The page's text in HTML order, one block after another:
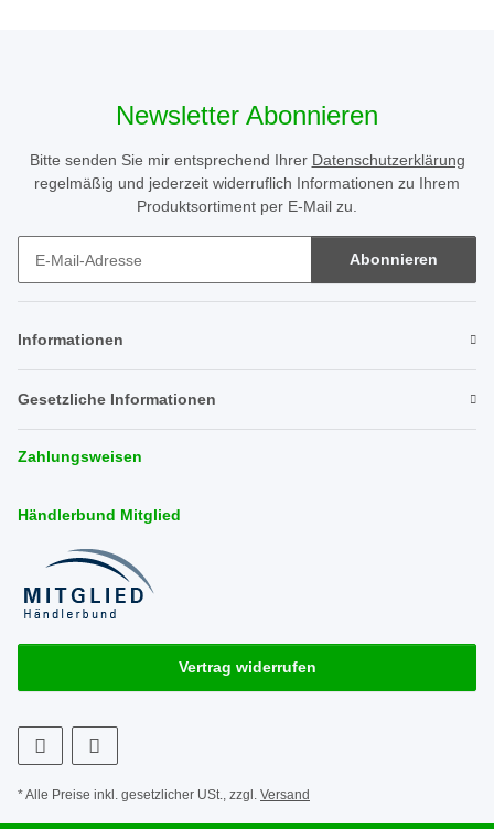
Newsletter Abonnieren
Bitte senden Sie mir entsprechend Ihrer Datenschutzerklärung
regelmäßig und jederzeit widerruflich Informationen zu Ihrem
Produktsortiment per E-Mail zu.
Abonnieren
Informationen
Gesetzliche Informationen
Zahlungsweisen
Händlerbund Mitglied
Vertrag widerrufen
* Alle Preise inkl. gesetzlicher USt., zzgl. Versand